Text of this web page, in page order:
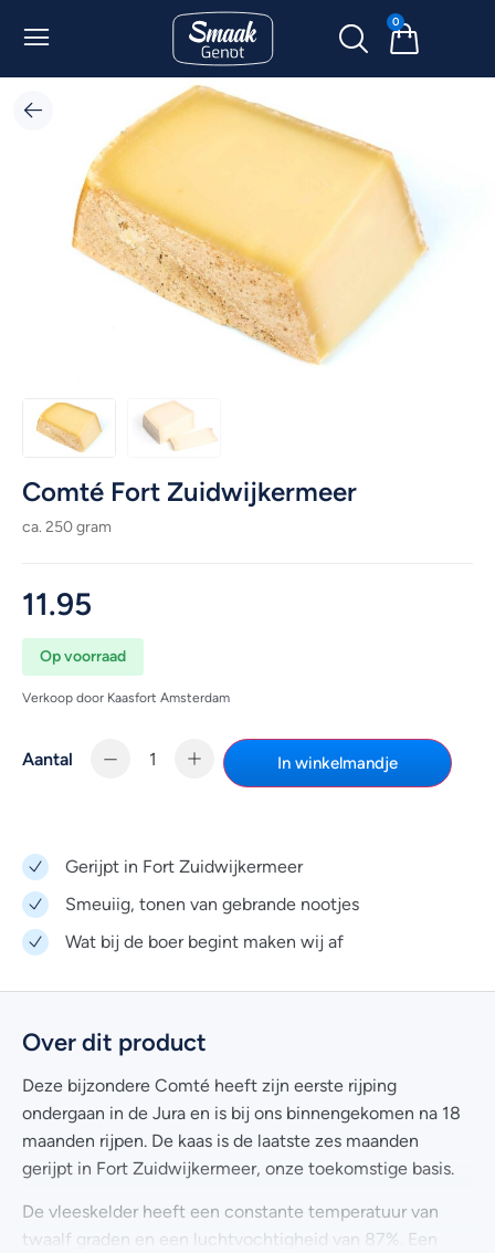
0
Comté Fort Zuidwijkermeer
ca. 250 gram
11.95
Op voorraad
Verkoop door Kaasfort Amsterdam
Aantal In winkelmandje
Gerijpt in Fort Zuidwijkermeer
Smeuiig, tonen van gebrande nootjes
Wat bij de boer begint maken wij af
Over dit product
Deze bijzondere Comté heeft zijn eerste rijping
ondergaan in de Jura en is bij ons binnengekomen na 18
maanden rijpen. De kaas is de laatste zes maanden
gerijpt in Fort Zuidwijkermeer, onze toekomstige basis.
De vleeskelder heeft een constante temperatuur van
twaalf graden en een luchtvochtigheid van 87%. Een